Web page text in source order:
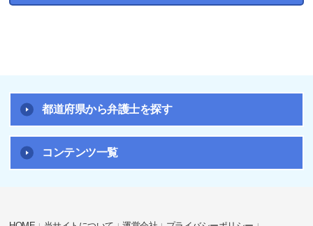
都道府県から弁護士を探す
コンテンツ一覧